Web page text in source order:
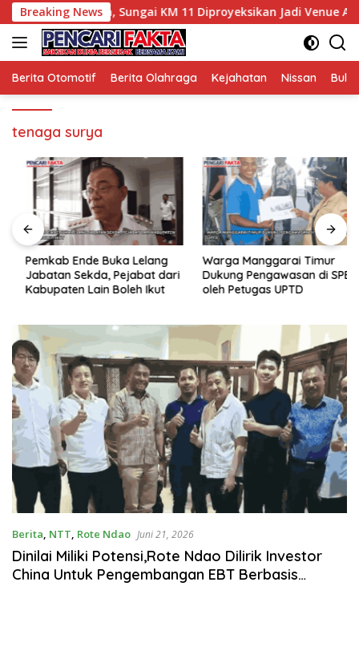
Langsung
ke
konten
Breaking News
Wisata, Sungai KM 11 Diproyeksikan Jadi Venue Arung
Berita Otomotif Berita Olahraga Kejahatan Nissan
tenaga surya
Pemkab Ende Buka Lelang
Jabatan Sekda, Pejabat dari
Kabupaten Lain Boleh Ikut
Warga Manggarai Timur
Dukung Pengawasan di SPBU
oleh Petugas UPTD
Berita, NTT, Rote Ndao Juni 21, 2026
Dinilai Miliki Potensi,Rote Ndao Dilirik Investor
China Untuk Pengembangan EBT Berbasis